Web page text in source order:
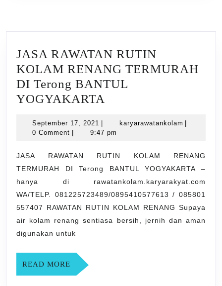
JASA RAWATAN RUTIN
KOLAM RENANG TERMURAH
DI Terong BANTUL
YOGYAKARTA
RUTIN
RENANG
TERMURAH
DI
Terong
BANTUL
September 17, 2021 September
17,
karyarawatankolam
0 Comment
9:47 pm
JASA RAWATAN RUTIN KOLAM RENANG
TERMURAH DI Terong BANTUL YOGYAKARTA –
hanya di rawatankolam.karyarakyat.com
WA/TELP. 081225723489/0895410577613 / 085801
557407 RAWATAN RUTIN KOLAM RENANG Supaya
air kolam renang sentiasa bersih, jernih dan aman
digunakan untuk
READ MORE READ
MORE